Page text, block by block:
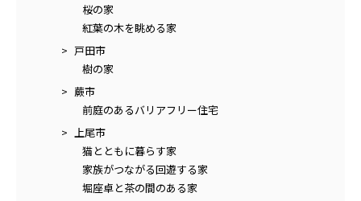
桜の家
紅葉の木を眺める家
戸田市
樹の家
蕨市
前庭のあるバリアフリー住宅
上尾市
猫とともに暮らす家
家族がつながる回遊する家
堀座卓と茶の間のある家